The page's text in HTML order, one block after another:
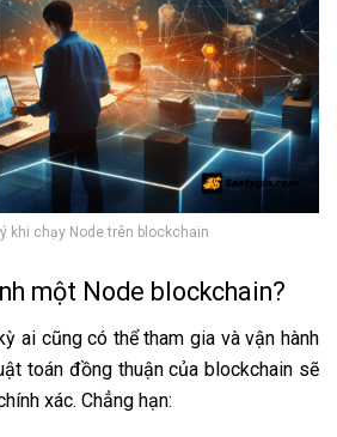
khi chạy Node trên blockchain
một Node blockchain?
ai cũng có thể tham gia và vận hành
toán đồng thuận của blockchain sẽ
xác. Chẳng hạn: